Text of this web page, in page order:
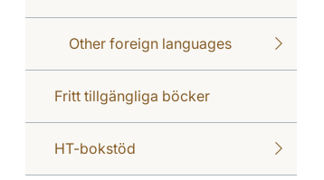
Other foreign languages
Fritt tillgängliga böcker
HT-bokstöd